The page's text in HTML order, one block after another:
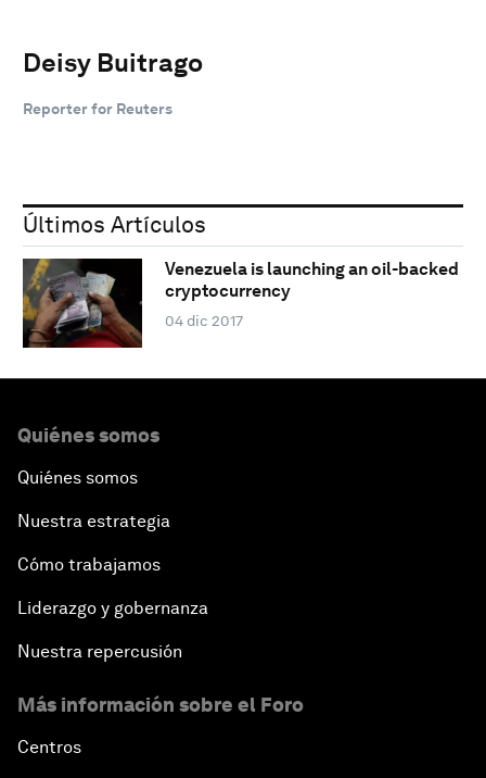
Deisy Buitrago
Reporter for Reuters
Últimos Artículos
Venezuela is launching an oil-backed
cryptocurrency
04 dic 2017
Quiénes somos
Quiénes somos
Nuestra estrategia
Cómo trabajamos
Liderazgo y gobernanza
Nuestra repercusión
Más información sobre el Foro
Centros